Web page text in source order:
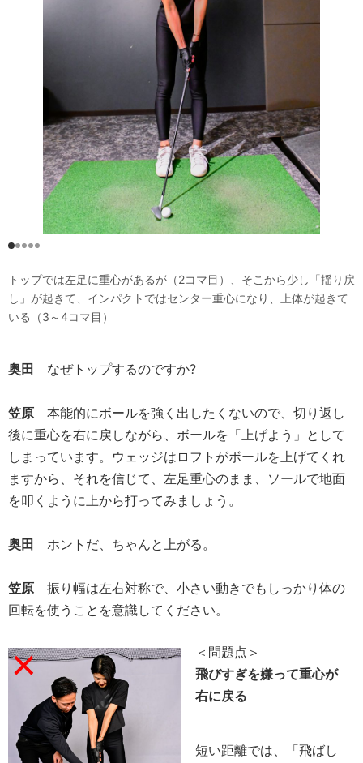
トップでは左足に重心があるが（2コマ目）、そこから少し「揺り戻
し」が起きて、インパクトではセンター重心になり、上体が起きて
いる（3～4コマ目）
奥田 なぜトップするのですか?
笠原 本能的にボールを強く出したくないので、切り返し
後に重心を右に戻しながら、ボールを「上げよう」として
しまっています。ウェッジはロフトがボールを上げてくれ
ますから、それを信じて、左足重心のまま、ソールで地面
を叩くように上から打ってみましょう。
奥田 ホントだ、ちゃんと上がる。
笠原 振り幅は左右対称で、小さい動きでもしっかり体の
回転を使うことを意識してください。
＜問題点＞
飛びすぎを嫌って重心が
右に戻る
短い距離では、「飛ばし